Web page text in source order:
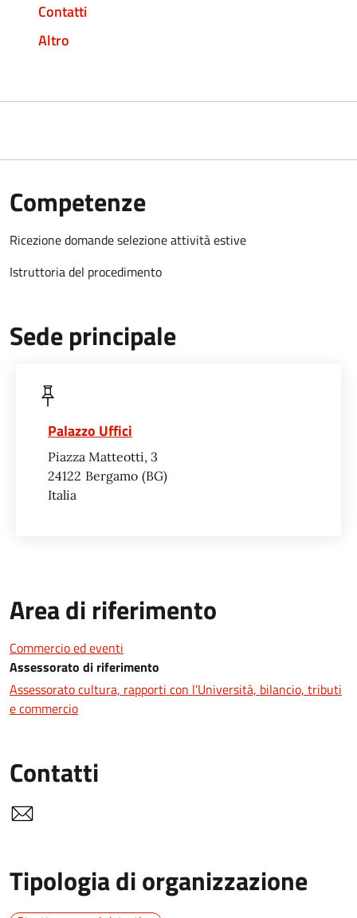
Contatti
Altro
Competenze
Ricezione domande selezione attività estive
Istruttoria del procedimento
Sede principale
Palazzo Uffici
Piazza Matteotti, 3
24122 Bergamo BG
Italia
Area di riferimento
Commercio ed eventi
Assessorato di riferimento
Assessorato cultura, rapporti con l’Università, bilancio, tributi
e commercio
Contatti
Tipologia di organizzazione